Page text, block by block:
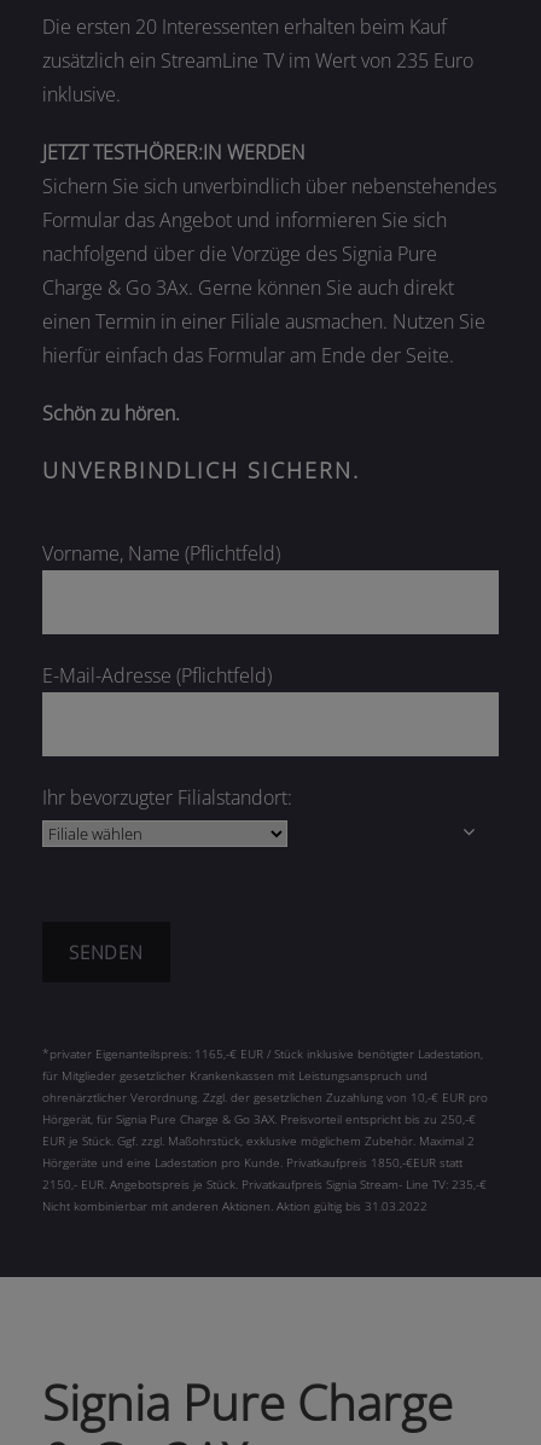
Die ersten 20 Interessenten erhalten beim Kauf
zusätzlich ein StreamLine TV im Wert von 235 Euro
inklusive.
JETZT TESTHÖRER:IN WERDEN
Sichern Sie sich unverbindlich über nebenstehendes
Formular das Angebot und informieren Sie sich
nachfolgend über die Vorzüge des Signia Pure
Charge & Go 3Ax. Gerne können Sie auch direkt
einen Termin in einer Filiale ausmachen. Nutzen Sie
hierfür einfach das Formular am Ende der Seite.
Schön zu hören.
UNVERBINDLICH SICHERN.
Vorname, Name (Pflichtfeld)
E-Mail-Adresse (Pflichtfeld)
Ihr bevorzugter Filialstandort:
*privater Eigenanteilspreis: 1165,-€ EUR / Stück inklusive benötigter Ladestation,
für Mitglieder gesetzlicher Krankenkassen mit Leistungsanspruch und
ohrenärztlicher Verordnung. Zzgl. der gesetzlichen Zuzahlung von 10,-€ EUR pro
Hörgerät, für Signia Pure Charge & Go 3AX. Preisvorteil entspricht bis zu 250,-€
EUR je Stück. Ggf. zzgl. Maßohrstück, exklusive möglichem Zubehör. Maximal 2
Hörgeräte und eine Ladestation pro Kunde. Privatkaufpreis 1850,-€EUR statt
2150,- EUR. Angebotspreis je Stück. Privatkaufpreis Signia Stream- Line TV: 235,-€
Nicht kombinierbar mit anderen Aktionen. Aktion gültig bis 31.03.2022
Signia Pure Charge